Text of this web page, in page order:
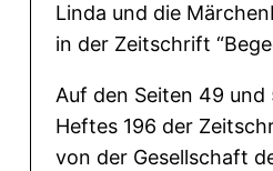
Linda und die
in der Zeitschrift
Auf den Seiten 49 und
Heftes 196 der
von der Gesellschaft